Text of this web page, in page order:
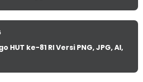
HUT ke-81 RI Versi PNG, JPG, AI,